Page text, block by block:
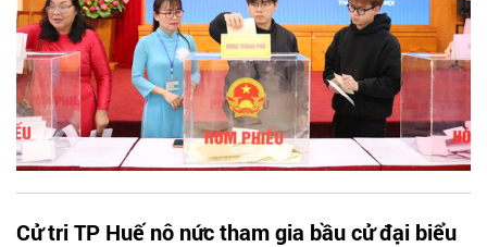
Cử tri TP Huế nô nức tham gia bầu cử đại biểu